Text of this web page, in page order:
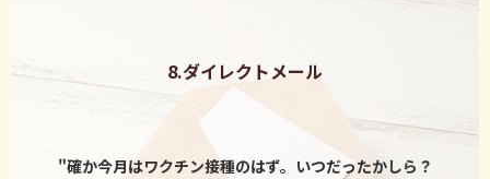
8.ダイレクトメール
"確か今月はワクチン接種のはず。いつだったかしら？